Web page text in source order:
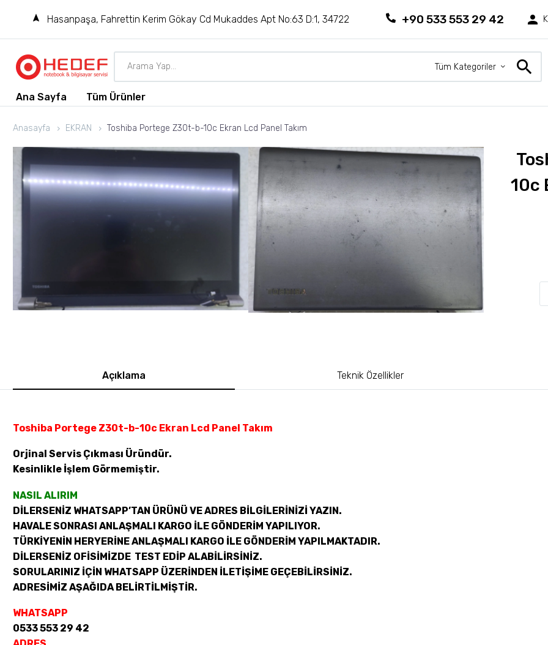
Hasanpaşa, Fahrettin Kerim Gökay Cd Mukaddes Apt No:63 D:1, 34722 +90 533 553 29 42
Tüm Kategoriler
Ana Sayfa Tüm Ürünler
Anasayfa EKRAN Toshiba Portege Z30t-b-10c Ekran Lcd Panel Takım
10c
Açıklama Teknik Özellikler
Toshiba Portege Z30t-b-10c Ekran Lcd Panel Takım
Orjinal Servis Çıkması Üründür.
Kesinlikle İşlem Görmemiştir.
NASIL ALIRIM
DİLERSENİZ WHATSAPP’TAN ÜRÜNÜ VE ADRES BİLGİLERİNİZİ YAZIN.
HAVALE SONRASI ANLAŞMALI KARGO İLE GÖNDERİM YAPILIYOR.
TÜRKİYENİN HERYERİNE ANLAŞMALI KARGO İLE GÖNDERİM YAPILMAKTADIR.
DİLERSENİZ OFİSİMİZDE TEST EDİP ALABİLİRSİNİZ.
SORULARINIZ İÇİN WHATSAPP ÜZERİNDEN İLETİŞİME GEÇEBİLİRSİNİZ.
ADRESİMİZ AŞAĞIDA BELİRTİLMİŞTİR.
WHATSAPP
0533 553 29 42